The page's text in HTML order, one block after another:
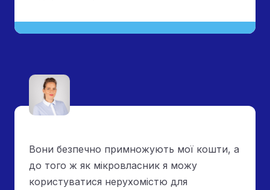
Вони безпечно примножують мої кошти, а
до того ж як мікровласник я можу
користуватися нерухомістю для